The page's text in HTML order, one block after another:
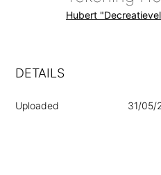
Hubert
DETAILS
Uploaded 31/05/